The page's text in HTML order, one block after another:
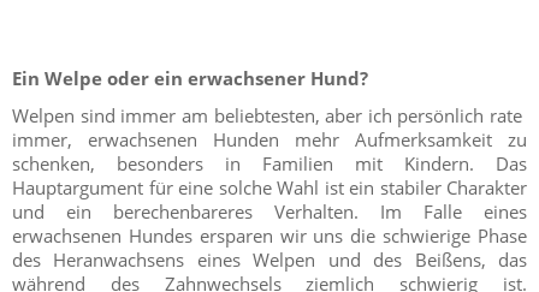
Ein Welpe oder ein erwachsener Hund?
Welpen sind immer am beliebtesten, aber ich persönlich rate
immer, erwachsenen Hunden mehr Aufmerksamkeit zu
schenken, besonders in Familien mit Kindern. Das
Hauptargument für eine solche Wahl ist ein stabiler Charakter
und ein berechenbareres Verhalten. Im Falle eines
erwachsenen Hundes ersparen wir uns die schwierige Phase
des Heranwachsens eines Welpen und des Beißens, das
während des Zahnwechsels ziemlich schwierig ist.